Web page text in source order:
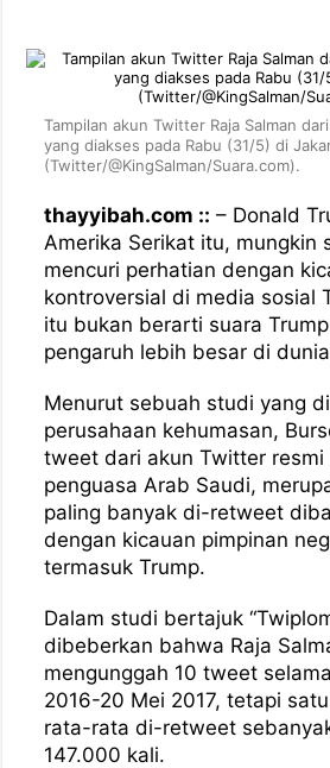
Tampilan akun Twitter Raja Salman
yang diakses pada Rabu (31/5) di
(Twitter/@KingSalman/Suara.com).
thayyibah.com :: – Donald
Amerika Serikat itu, mungkin
mencuri perhatian dengan
kontroversial di media sosial
itu bukan berarti suara
pengaruh lebih besar di
Menurut sebuah studi yang
perusahaan kehumasan,
tweet dari akun Twitter resmi
penguasa Arab Saudi,
paling banyak di-retweet
dengan kicauan pimpinan
termasuk Trump.
Dalam studi bertajuk
dibeberkan bahwa Raja
mengunggah 10 tweet
2016-20 Mei 2017, tetapi
rata-rata di-retweet
147.000 kali.